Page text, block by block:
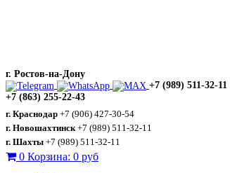
г. Ростов-на-Дону
+7 (989) 511-32-11
+7 (863) 255-22-43
г. Краснодар +7 (906) 427-30-54
г. Новошахтинск +7 (989) 511-32-11
г. Шахты +7 (989) 511-32-11
0 Корзина: 0 руб